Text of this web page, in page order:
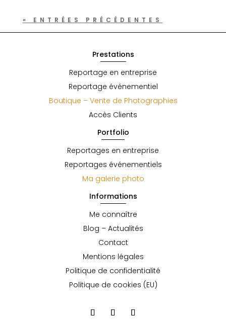
« ENTRÉES PRÉCÉDENTES
Prestations
Reportage en entreprise
Reportage événementiel
Boutique – Vente de Photographies
Accès Clients
Portfolio
Reportages en entreprise
Reportages événementiels
Ma galerie photo
Informations
Me connaître
Blog – Actualités
Contact
Mentions légales
Politique de confidentialité
Politique de cookies (EU)